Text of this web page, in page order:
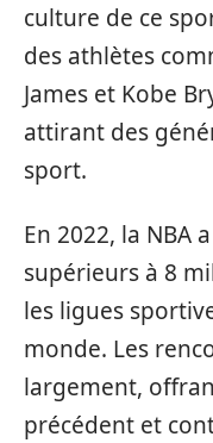
culture de ce
des athlètes
James et Kobe
attirant des
sport.
En 2022, la NBA
supérieurs à 8
les ligues
monde. Les
largement,
précédent et